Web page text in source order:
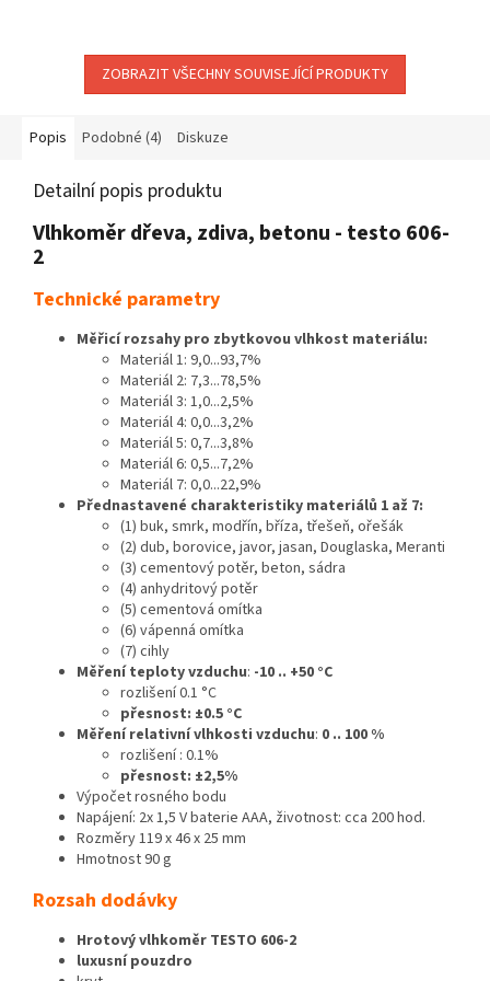
ZOBRAZIT VŠECHNY SOUVISEJÍCÍ PRODUKTY
Popis Podobné (4) Diskuze
Detailní popis produktu
Vlhkoměr dřeva, zdiva, betonu - testo 606-
2
Technické parametry
Měřicí rozsahy pro zbytkovou vlhkost materiálu:
Materiál 1: 9,0...93,7%
Materiál 2: 7,3...78,5%
Materiál 3: 1,0...2,5%
Materiál 4: 0,0...3,2%
Materiál 5: 0,7...3,8%
Materiál 6: 0,5...7,2%
Materiál 7: 0,0...22,9%
Přednastavené charakteristiky materiálů 1 až 7:
(1) buk, smrk, modřín, bříza, třešeň, ořešák
(2) dub, borovice, javor, jasan, Douglaska, Meranti
(3) cementový potěr, beton, sádra
(4) anhydritový potěr
(5) cementová omítka
(6) vápenná omítka
(7) cihly
Měření teploty vzduchu: -10 .. +50 °C
rozlišení 0.1 °C
přesnost: ±0.5 °C
Měření relativní vlhkosti vzduchu: 0 .. 100 %
rozlišení : 0.1%
přesnost: ±2,5%
Výpočet rosného bodu
Napájení: 2x 1,5 V baterie AAA, životnost: cca 200 hod.
Rozměry 119 x 46 x 25 mm
Hmotnost 90 g
Rozsah dodávky
Hrotový vlhkoměr TESTO 606-2
luxusní pouzdro